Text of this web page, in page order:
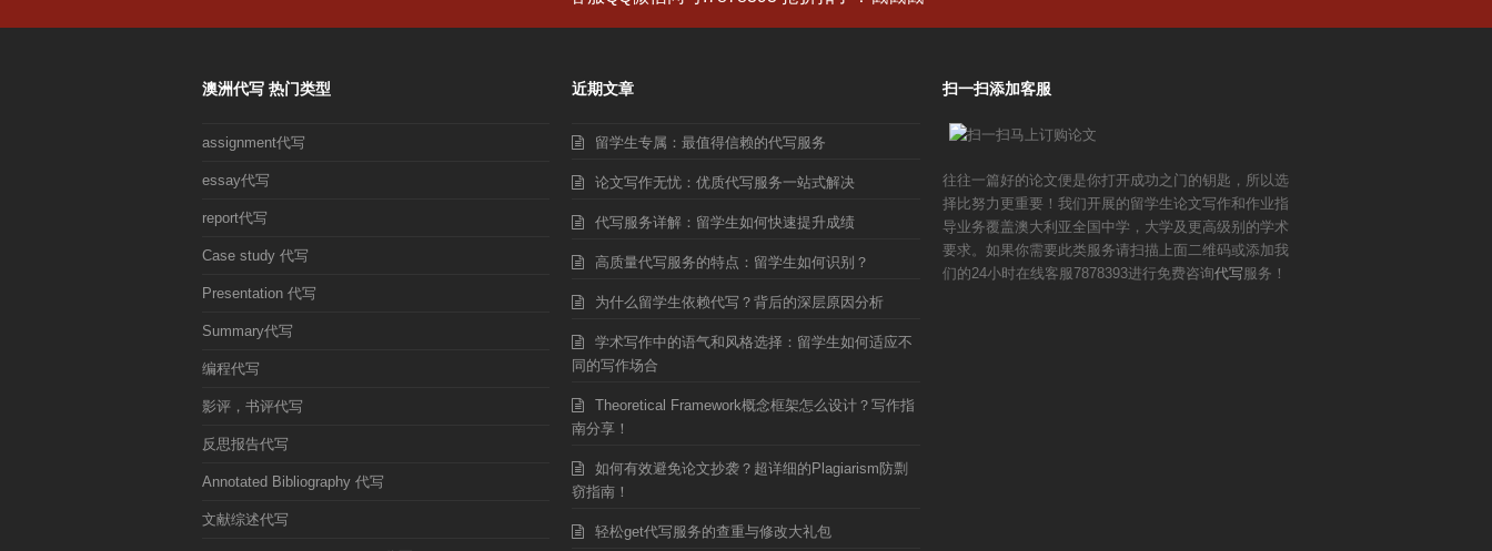
章:
章:
澳洲代写 热门类型
assignment代写
essay代写
report代写
Case study 代写
Presentation 代写
Summary代写
编程代写
影评，书评代写
反思报告代写
Annotated Bibliography 代写
文献综述代写
近期文章
留学生专属：最值得信赖的代写服务
论文写作无忧：优质代写服务一站式解决
代写服务详解：留学生如何快速提升成绩
高质量代写服务的特点：留学生如何识别？
为什么留学生依赖代写？背后的深层原因分析
学术写作中的语气和风格选择：留学生如何适应不
同的写作场合
Theoretical Framework概念框架怎么设计？写作指
南分享！
如何有效避免论文抄袭？超详细的Plagiarism防剽
窃指南！
轻松get代写服务的查重与修改大礼包
扫一扫添加客服
往往一篇好的论文便是你打开成功之门的钥匙，所以选
择比努力更重要！我们开展的留学生论文写作和作业指
导业务覆盖澳大利亚全国中学，大学及更高级别的学术
要求。如果你需要此类服务请扫描上面二维码或添加我
们的24小时在线客服7878393进行免费咨询代写 服务！